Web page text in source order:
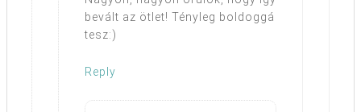
bevált az ötlet! Tényleg boldoggá
tesz:)
Reply